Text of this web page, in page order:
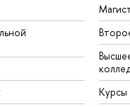
Курсы